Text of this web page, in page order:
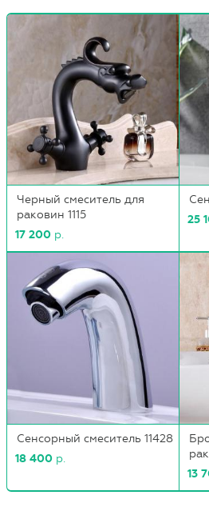
Черный смеситель для
раковин 1115
17 200 р.
25
Сенсорный смеситель 11428
18 400 р.
13